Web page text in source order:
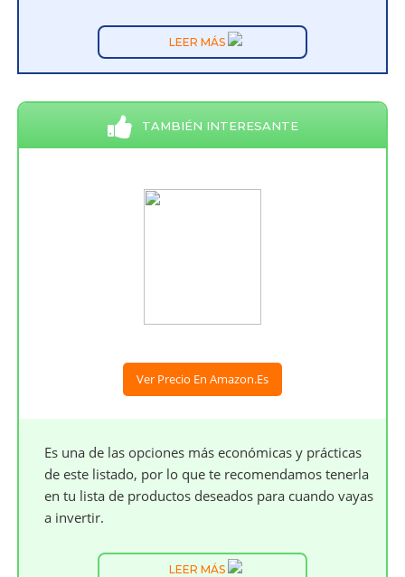
LEER MÁS
TAMBIÉN INTERESANTE
Ver Precio En Amazon.es
Es una de las opciones más económicas y prácticas
de este listado, por lo que te recomendamos tenerla
en tu lista de productos deseados para cuando vayas
a invertir.
LEER MÁS